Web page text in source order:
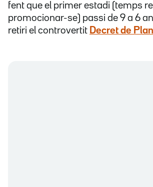
fent que el primer estadi (temps
promocionar-se) passi de 9 a 6
retiri el controvertit Decret de